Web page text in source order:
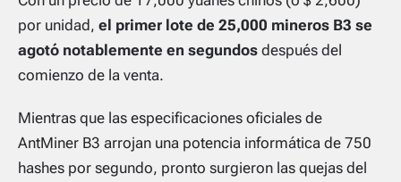
por unidad, el primer lote de 25,000 mineros B3 se
agotó notablemente en segundos después del
comienzo de la venta.
Mientras que las especificaciones oficiales de
AntMiner B3 arrojan una potencia informática de 750
hashes por segundo, pronto surgieron las quejas del